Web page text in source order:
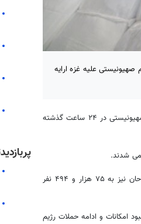
علیه غزه ارایه
، وزارت بهداشت فلسطین در نوار غزه اعلام کرد ارتش رژیم صهیونیستی در ۲۴ ساعت گذشته
شمار شهدای جنگ در غزه از هفتم اکتبر گذشته به ۳۲ هزار و ۹۱۶ نفر و شمار مجروحان نیز به ۷۵ هزار و ۴۹۴ نفر
کمبود امکانات و ادامه حملات رژیم